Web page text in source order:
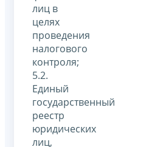
лиц в
целях
проведения
налогового
контроля;
5.2.
Единый
государственный
реестр
юридических
лиц,